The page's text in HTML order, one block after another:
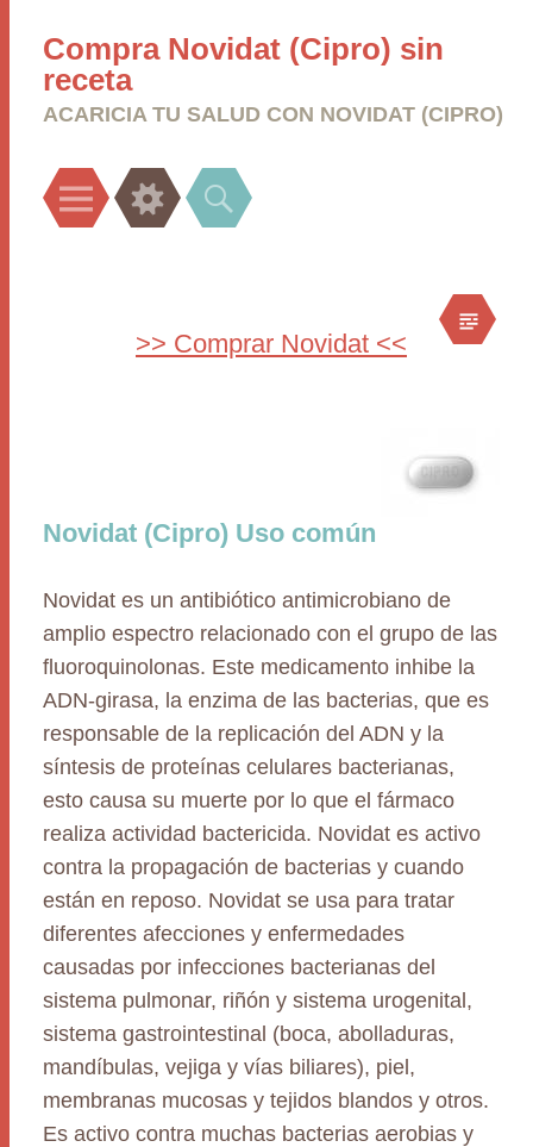
Compra Novidat (Cipro) sin
receta
ACARICIA TU SALUD CON NOVIDAT (CIPRO)
Menu Widgets Search
>> Comprar Novidat <<
Novidat (Cipro) Uso común
Novidat es un antibiótico antimicrobiano de
amplio espectro relacionado con el grupo de las
fluoroquinolonas. Este medicamento inhibe la
ADN-girasa, la enzima de las bacterias, que es
responsable de la replicación del ADN y la
síntesis de proteínas celulares bacterianas,
esto causa su muerte por lo que el fármaco
realiza actividad bactericida. Novidat es activo
contra la propagación de bacterias y cuando
están en reposo. Novidat se usa para tratar
diferentes afecciones y enfermedades
causadas por infecciones bacterianas del
sistema pulmonar, riñón y sistema urogenital,
sistema gastrointestinal (boca, abolladuras,
mandíbulas, vejiga y vías biliares), piel,
membranas mucosas y tejidos blandos y otros.
Es activo contra muchas bacterias aerobias y